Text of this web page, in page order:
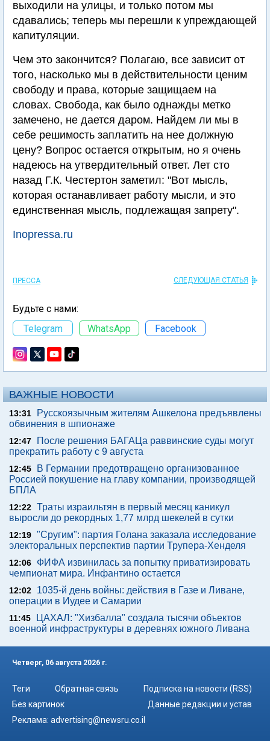
выходили на улицы, и только потом мы
сдавались; теперь мы перешли к упреждающей
капитуляции.
Чем это закончится? Полагаю, все зависит от
того, насколько мы в действительности ценим
свободу и права, которые защищаем на
словах. Свобода, как было однажды метко
замечено, не дается даром. Найдем ли мы в
себе решимость заплатить на нее должную
цену? Вопрос остается открытым, но я очень
надеюсь на утвердительный ответ. Лет сто
назад Г.К. Честертон заметил: "Вот мысль,
которая останавливает работу мысли, и это
единственная мысль, подлежащая запрету".
Inopressa.ru
ПРЕССА СЛЕДУЮЩАЯ СТАТЬЯ
Будьте с нами:
Telegram
WhatsApp Facebook
ВАЖНЫЕ НОВОСТИ
13:31
Русскоязычным жителям Ашкелона предъявлены
обвинения в шпионаже
12:47
После решения БАГАЦа раввинские суды могут
прекратить работу с 9 августа
12:45
В Германии предотвращено организованное
Россией покушение на главу компании, производящей
БПЛА
12:22 Траты израильтян в первый месяц каникул
выросли до рекордных 1,77 млрд шекелей в сутки
12:19 "Сругим": партия Голана заказала исследование
электоральных перспектив партии Трупера-Хенделя
12:06
ФИФА извинилась за попытку приватизировать
чемпионат мира. Инфантино остается
12:02
1035-й день войны: действия в Газе и Ливане,
операции в Иудее и Самарии
11:45
ЦАХАЛ: "Хизбалла" создала тысячи объектов
военной инфраструктуры в деревнях южного Ливана
Четверг, 06 августа 2026 г.
Теги Обратная связь
Подписка на новости (RSS)
Без картинок
Данные редакции и устав
Реклама: advertising@newsru.co.il